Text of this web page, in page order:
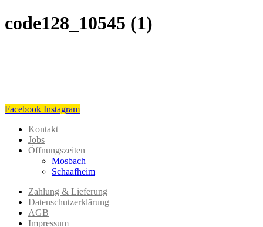
code128_10545 (1)
Facebook Instagram
Kontakt
Jobs
Öffnungszeiten
Mosbach
Schaafheim
Zahlung & Lieferung
Datenschutzerklärung
AGB
Impressum